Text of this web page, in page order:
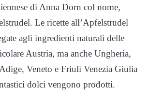
di Anna Dorn col nome,
Le ricette all’Apfelstrudel
agli ingredienti naturali delle
Austria, ma anche Ungheria,
Veneto e Friuli Venezia Giulia
dolci vengono prodotti.